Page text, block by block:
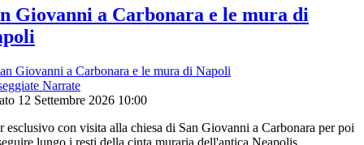
Giovanni a Carbonara e le mura di
Narrate
12 Settembre 2026 10:00
esclusivo con visita alla chiesa di San Giovanni a Carbonara per poi
lungo i resti della cinta muraria dell'antica Neapolis